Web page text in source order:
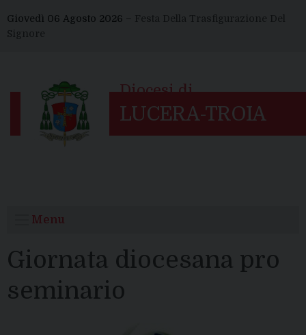
to
content
Giovedì 06 Agosto 2026 – Festa Della Trasfigurazione Del
Signore
Menu
Giornata diocesana pro
seminario